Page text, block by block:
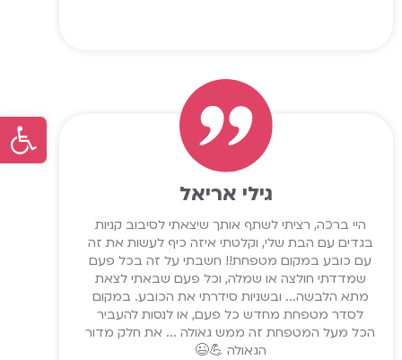
גילי אריאל
היי ברכה, רציתי לשתף אותך שיצאתי לסיבוב קניות
בגדים עם הבת שלי, וקלטתי איזה כיף לעשות את זה
עם כובע במקום מטפחת!! חשבתי על זה בכל פעם
שמדדתי חולצה או שמלה, וכל פעם שבאתי לצאת
מתא הלבשה... ובשניות סידרתי את הכובע. במקום
לסדר מטפחת מחדש כל פעם, או לנסות להעביר
הכל מעל המטפחת זה ממש גאולה ... את חלק מדור
הגאולה 💪😉
פתח